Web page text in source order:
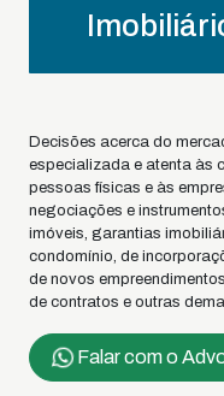
Decisões acerca do
especializada e atenta às
pessoas físicas e às
negociações e
imóveis, garantias
condomínio, de
de novos
de contratos e outras
Falar com o